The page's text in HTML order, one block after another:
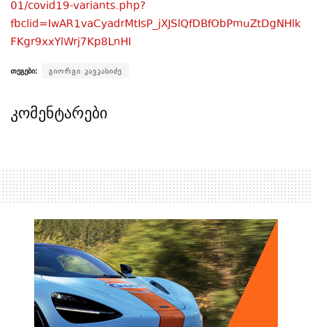
01/covid19-variants.php?
fbclid=IwAR1vaCyadrMtIsP_jXJSlQfDBfObPmuZtDgNHlk
FKgr9xxYlWrj7Kp8LnHI
თეგები: გიორგი კავკასიძე
კომენტარები